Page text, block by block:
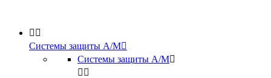
 
Системы защиты А/М
Системы защиты А/М
 